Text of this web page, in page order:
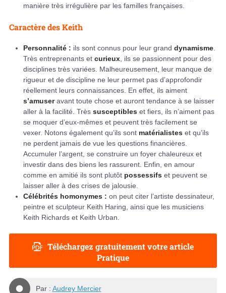
manière très irrégulière par les familles françaises.
Caractère des Keith
Personnalité : ils sont connus pour leur grand dynamisme
Très entreprenants et curieux , ils se passionnent pour des
disciplines très variées. Malheureusement, leur manque de
rigueur et de discipline ne leur permet pas d’approfondir
réellement leurs connaissances. En effet, ils aiment
s’amuseravant toute chose et auront tendance à se laisser
aller à la facilité. Très susceptibles et fiers, ils n’aiment pas
se moquer d’eux-mêmes et peuvent très facilement se
vexer. Notons également qu’ils sont matérialistes et qu’ils
ne perdent jamais de vue les questions financières.
Accumuler l’argent, se construire un foyer chaleureux et
investir dans des biens les rassurent. Enfin, en amour
comme en amitié ils sont plutôt possessifs et peuvent se
laisser aller à des crises de jalousie.
Célébrités homonymes : on peut citer l’artiste dessinateur,
peintre et sculpteur Keith Haring, ainsi que les musiciens
Keith Richards et Keith Urban.
Téléchargez gratuitement votre article
Pratique
Par : Audrey Mercier